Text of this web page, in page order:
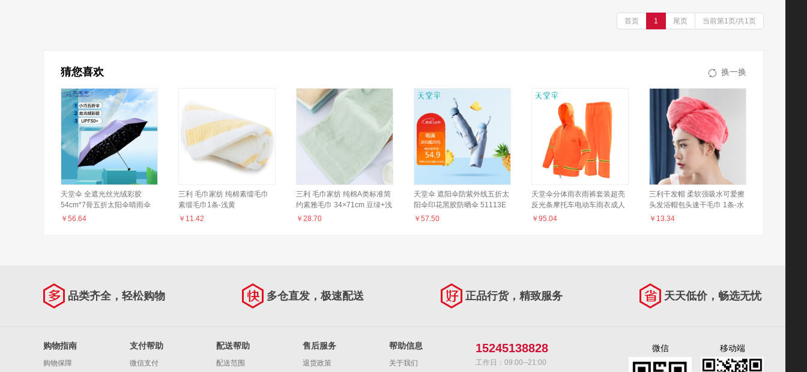
首页 1 尾页 当前第1页/共1页
猜您喜欢 换一换
天堂伞 全遮光丝光绒彩胶
54cm*7骨五折太阳伞晴雨伞
31834E紫藤色
￥ 56.64
三利 毛巾家纺 纯棉素缎毛巾
素缎毛巾1条-浅黄
￥ 11.42
三利 毛巾家纺 纯棉A类标准简
约素雅毛巾 34×71cm 豆绿+浅
咖+浅蓝
￥ 28.70
天堂伞 遮阳伞防紫外线五折太
阳伞印花黑胶防晒伞 51113E
可甜可盐 灰蓝
￥ 57.50
天堂伞分体雨衣雨裤套装超亮
反光条摩托车电动车雨衣成人
款男女 XL
￥ 95.04
三利干发帽 柔软强吸水可爱擦
头发浴帽包头速干毛巾 1条-水
红
￥ 13.34
品类齐全，轻松购物 多仓直发，极速配送 正品行货，精致服务 天天低价，畅选无忧
购物指南
购物保障
支付帮助
微信支付
配送帮助
配送范围
售后服务
退货政策
帮助信息
关于我们
15245138828
工作日：09:00--21:00
微信 移动端